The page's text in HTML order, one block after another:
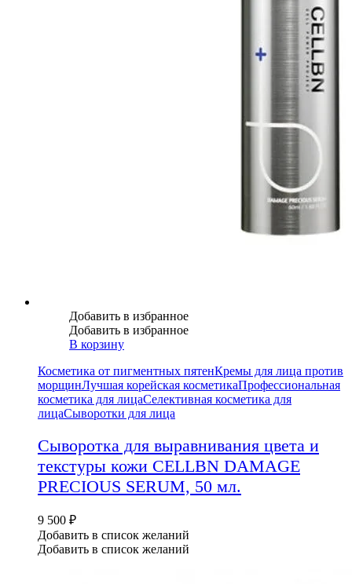
Добавить в избранное
Добавить в избранное
В корзину
Косметика от пигментных пятенКремы для лица против
морщинЛучшая корейская косметикаПрофессиональная
косметика для лицаСелективная косметика для
лицаСыворотки для лица
Сыворотка для выравнивания цвета и
текстуры кожи CELLBN DAMAGE
PRECIOUS SERUM, 50 мл.
9 500 ₽
Добавить в список желаний
Добавить в список желаний